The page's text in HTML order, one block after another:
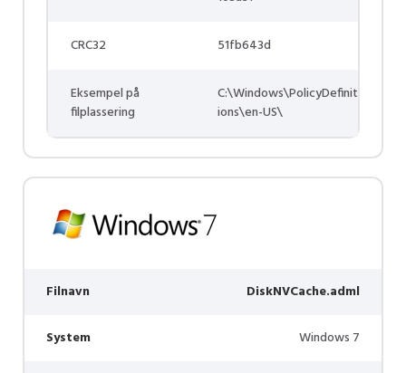
CRC32 51fb643d
Eksempel på
filplassering
C:\Windows\PolicyDefinit
ions\en-US\
Filnavn DiskNVCache.adml
System Windows 7